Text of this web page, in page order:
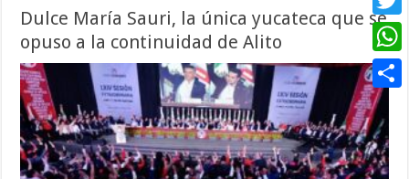
Dulce María Sauri, la única yucateca que se
opuso a la continuidad de Alito
Twitter